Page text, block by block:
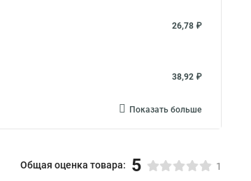
26,78 ₽
38,92 ₽
Показать больше
Общая оценка товара: 5 1